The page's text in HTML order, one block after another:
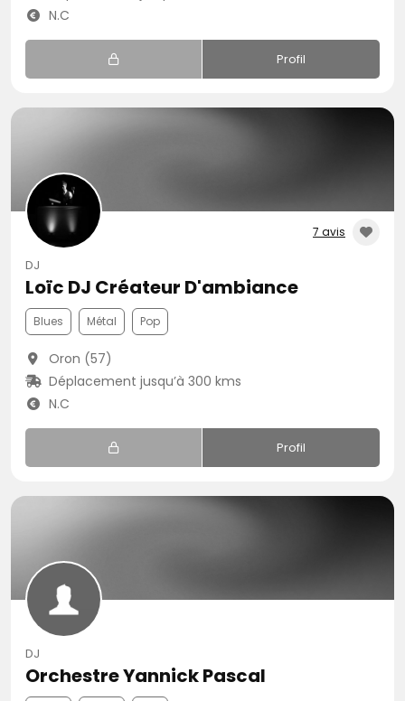
N.C
Profil
7 avis
DJ
Loïc DJ Créateur D'ambiance
Blues Métal Pop
Oron (57)
Déplacement jusqu’à 300 kms
N.C
Profil
DJ
Orchestre Yannick Pascal